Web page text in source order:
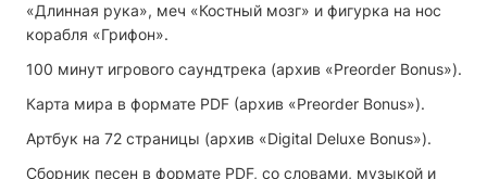
«Длинная рука», меч «Костный мозг» и фигурка на нос
корабля «Грифон».
100 минут игрового саундтрека (архив «Preorder Bonus»).
Карта мира в формате PDF (архив «Preorder Bonus»).
Артбук на 72 страницы (архив «Digital Deluxe Bonus»).
Сборник песен в формате PDF, со словами, музыкой и